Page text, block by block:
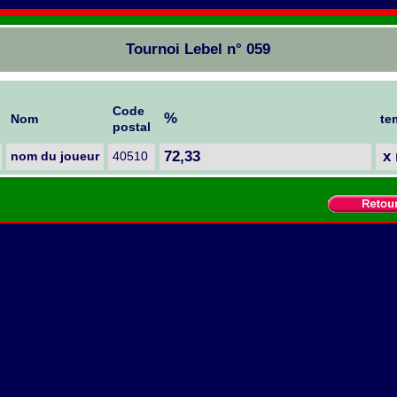
Tournoi Lebel n° 059
Nom
Code
postal
%
nom du joueur 40510 72,33 x